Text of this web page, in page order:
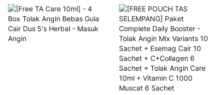
Angin Anak Cair 5 Sachet x 3
Box + Anak Sehat Strawberry
11 Sachet